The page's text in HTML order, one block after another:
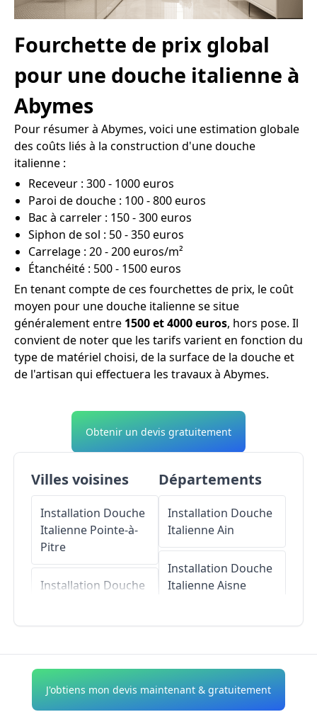
Fourchette de prix global
pour une douche italienne à
Abymes
Pour résumer à Abymes, voici une estimation globale
des coûts liés à la construction d'une douche
italienne :
Receveur : 300 - 1000 euros
Paroi de douche : 100 - 800 euros
Bac à carreler : 150 - 300 euros
Siphon de sol : 50 - 350 euros
Carrelage : 20 - 200 euros/m²
Étanchéité : 500 - 1500 euros
En tenant compte de ces fourchettes de prix, le coût
moyen pour une douche italienne se situe
généralement entre 1500 et 4000 euros, hors pose. Il
convient de noter que les tarifs varient en fonction du
type de matériel choisi, de la surface de la douche et
de l'artisan qui effectuera les travaux à Abymes.
Obtenir un devis gratuitement
Villes voisines
Installation Douche
Italienne Pointe-à-
Pitre
Installation Douche
ItaliennePort-Louis
Installation Douche
Départements
Installation Douche
ItalienneAin
Installation Douche
ItalienneAisne
Installation Douche
Italienne Alpes-de-
J'obtiens mon devis maintenant & gratuitement